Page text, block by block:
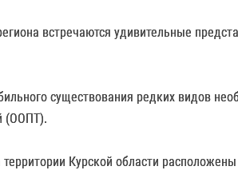
встречаются удивительные
существования редких видов
(ООПТ).
Курской области